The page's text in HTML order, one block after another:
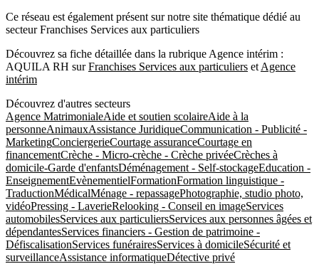
Ce réseau est également présent sur notre site thématique dédié au
secteur Franchises Services aux particuliers
Découvrez sa fiche détaillée dans la rubrique Agence intérim :
AQUILA RH surFranchises Services aux particuliers et Agence
intérim
Découvrez d'autres secteurs
Agence MatrimonialeAide et soutien scolaireAide à la
personneAnimauxAssistance JuridiqueCommunication - Publicité -
MarketingConciergerieCourtage assuranceCourtage en
financementCrèche - Micro-crèche - Crèche privéeCrèches à
domicile-Garde d'enfantsDéménagement - Self-stockageEducation -
EnseignementEvènementielFormationFormation linguistique -
TraductionMédicalMénage - repassagePhotographie, studio photo,
vidéoPressing - LaverieRelooking - Conseil en imageServices
automobilesServices aux particuliersServices aux personnes âgées et
dépendantesServices financiers - Gestion de patrimoine -
DéfiscalisationServices funérairesServices à domicileSécurité et
surveillanceAssistance informatiqueDétective privé